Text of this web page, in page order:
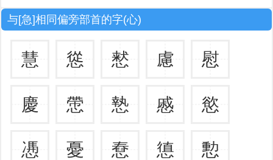
与[急]相同偏旁部首的字(心)
慧 慫 慭 慮 慰
慶 慸 慹 慼 慾
慿 憂 憃 憄 憅